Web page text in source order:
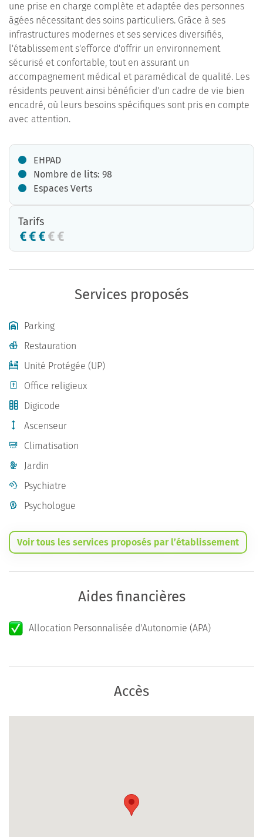
une prise en charge complète et adaptée des personnes
âgées nécessitant des soins particuliers. Grâce à ses
infrastructures modernes et ses services diversifiés,
l'établissement s'efforce d'offrir un environnement
sécurisé et confortable, tout en assurant un
accompagnement médical et paramédical de qualité. Les
résidents peuvent ainsi bénéficier d'un cadre de vie bien
encadré, où leurs besoins spécifiques sont pris en compte
avec attention.
EHPAD
Nombre de lits: 98
Espaces Verts
Tarifs
Services proposés
Parking
Restauration
Unité Protégée (UP)
Office religieux
Digicode
Ascenseur
Climatisation
Jardin
Psychiatre
Psychologue
Voir tous les services proposés par l’établissement
Aides financières
Allocation Personnalisée d'Autonomie (APA)
Accès